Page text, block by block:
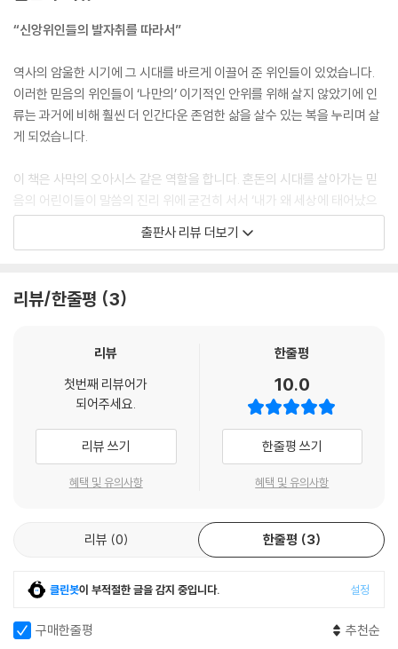
---「감리교 창시자 존 웨슬리」중에서
“만약에 내가 태어날 때 하나님께 한 가지 부탁을 할 수 있었다면, 나는 지
금과 같이 맹인으로 태어나게 해달라고 간구했을 것입니다. 왜냐하면 저
하늘나라에 가서 보게 될 주님의 얼굴이 세상에서 제일 처음 보는 얼굴이
될 것이기 때문입니다.” 맹인이었지만 이 세상 누구보다도 마음의 눈이 밝
머리엔 언제나 찬송이 떠올라요! 나는 이 세상에서 가장행복한 피조물이
에요!”
---「찬송가의 여왕 화니 크로스비」중에서
방황하던 톨스토이가 드디어 답을 찾았어요. 신약성경 복음서에 기록된 예
사람과 죄인들을 사랑하라는 예수님의 가르침대로 살아가는 것이 참된 삶
참된 믿음의 삶을 가르쳤어요.
---「러시아의 문학가 레프 톨스토이」중에서
1924년 프랑스 파리에서 올림픽이 열렸어요. “저는 주일에는 달리지 않겠
습니다.” 올림픽의 꽃이라는 육상경기 100m 달리기 경기를 앞두고, 가장
강력한 우승 후보였던 스코틀랜드 출신의 영국 선수 에릭 리들이 폭탄선언
을 했어요. “말도 안돼, 리델! 지금 제 정신이요” “이건 대표선수로서 조국
귀한 것은 하나님께 예배하는 주일입니다.”
---「금메달보다 예배를 택한 운동선수 에릭 리델」중에서
이수정을 보고 일본에서 선교하던 미국 선교사들에게 조선 선교의 소망이
생겨났어요. 일본 기독교 지도자 우찌무라 간죠는 그 때 받은 감동을 글로
남겼어요. “조선의 의복을 착용한 기품 당당한 명문가 사람이 1주일 전에
“신앙위인들의 발자취를 따라서”
역사의 암울한 시기에 그 시대를 바르게 이끌어 준 위인들이 있었습니다.
이러한 믿음의 위인들이 ‘나만의’ 이기적인 안위를 위해 살지 않았기에 인
류는 과거에 비해 훨씬 더 인간다운 존엄한 삶을 살수 있는 복을 누리며 살
게 되었습니다.
이 책은 사막의 오아시스 같은 역할을 합니다. 혼돈의 시대를 살아가는 믿
음의 어린이들이 말씀의 진리 위에 굳건히 서서 ‘내가 왜 세상에 태어났으
며, 어떠한 인생을 살아가야 후회 없는 보람된 삶을 살아갈 수 있을까’ 생각
해 보도록 안내하는 양서입니다. 다양한 분야에서 위대하게 쓰임 받은 신
위대한 신앙인들의 삶을 본받은 어린이들이 다음세대의 신앙위인으로 세
출판사 리뷰 더보기
리뷰/한줄평 3
리뷰
첫번째 리뷰어가
되어주세요.
리뷰 쓰기
혜택 및 유의사항
한줄평
10.0
한줄평 쓰기
혜택 및 유의사항
리뷰 0 한줄평 3
클린봇이 부적절한 글을 감지 중입니다. 설정
구매한줄평 추천순